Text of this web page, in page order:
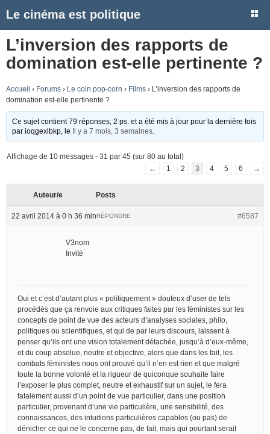
Le cinéma est politique
L’inversion des rapports de
domination est-elle pertinente ?
Accueil › Forums › Le coin pop-corn › Films › L’inversion des rapports de
domination est-elle pertinente ?
Ce sujet contient 79 réponses, 2 ps. et a été mis à jour pour la dernière fois
parioqgexlbkp , le Il y a 7 mois, 3 semaines
Affichage de 10 messages - 31 par 45 (sur 80 au total)
←
1 2 3 4 5 6 →
Auteur/e Posts
22 avril 2014 à 0 h 36 min #6587
RÉPONDRE
V3nom
Invité
Oui et c’est d’autant plus « politiquement » douteux d’user de tels
procédés que ça renvoie aux critiques faites par les féministes sur les
concepts de point de vue des acteurs d’analyses sociales, philo,
politiques ou scientifiques, et qui de par leurs discours, laissent à
penser qu’ils ont une vision totalement détachée, jusqu’à d’eux-même,
et du coup absolue, neutre et objective, alors que dans les fait, les
combats féministes nous ont prouvé qu’il n’en est rien et que malgré
toute la bonne volonté et la rigueur de quiconque souhaite faire
l’exposer le plus complet, neutre et exhaustif sur un sujet, le fera
fatalement aussi d’un point de vue particulier, dans une position
particulier, provenant d’une vie particulière, une sensibilité, des
connaissances, des intuitions particulières capables (ou pas) de
dénicher ce qui ne le concerne pas, de fait, mais qui pourtant serait